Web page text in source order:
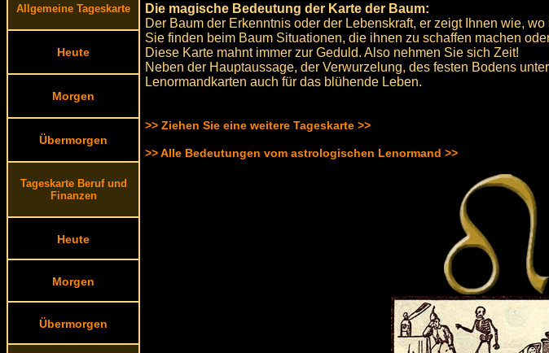
Allgemeine Tageskarte
Heute
Morgen
Übermorgen
Tageskarte Beruf und
Finanzen
Heute
Morgen
Übermorgen
Die magische Bedeutung der Karte der Baum:
Der Baum der Erkenntnis oder der Lebenskraft, er zeigt Ihnen wie,
Sie finden beim Baum Situationen, die ihnen zu schaffen machen
Diese Karte mahnt immer zur Geduld. Also nehmen Sie sich Zeit!
Neben der Hauptaussage, der Verwurzelung, des festen Bodens
Lenormandkarten auch für das blühende Leben.
>> Ziehen Sie eine weitere Tageskarte >>
>> Alle Bedeutungen vom astrologischen Lenormand >>